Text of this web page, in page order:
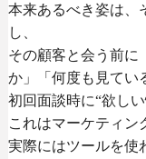
本来あるべき姿は、
し、
その顧客と会う前に
か」「何度も見てい
初回面談時に“欲し
これはマーケティン
実際にはツールを使